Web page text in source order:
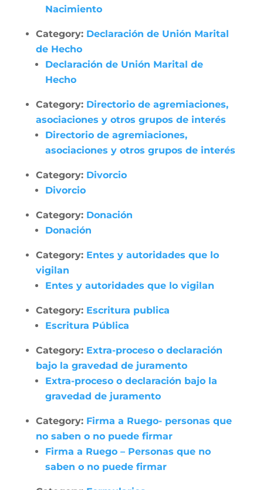
Nacimiento
Category: Declaración de Unión Marital
de Hecho
Declaración de Unión Marital de
Hecho
Category: Directorio de agremiaciones,
asociaciones y otros grupos de interés
Directorio de agremiaciones,
asociaciones y otros grupos de interés
Category: Divorcio
Divorcio
Category: Donación
Donación
Category: Entes y autoridades que lo
vigilan
Entes y autoridades que lo vigilan
Category: Escritura publica
Escritura Pública
Category: Extra-proceso o declaración
bajo la gravedad de juramento
Extra-proceso o declaración bajo la
gravedad de juramento
Category: Firma a Ruego- personas que
no saben o no puede firmar
Firma a Ruego – Personas que no
saben o no puede firmar